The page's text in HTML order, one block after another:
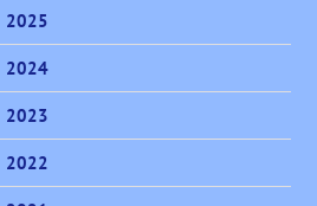
2025
2024
2023
2022